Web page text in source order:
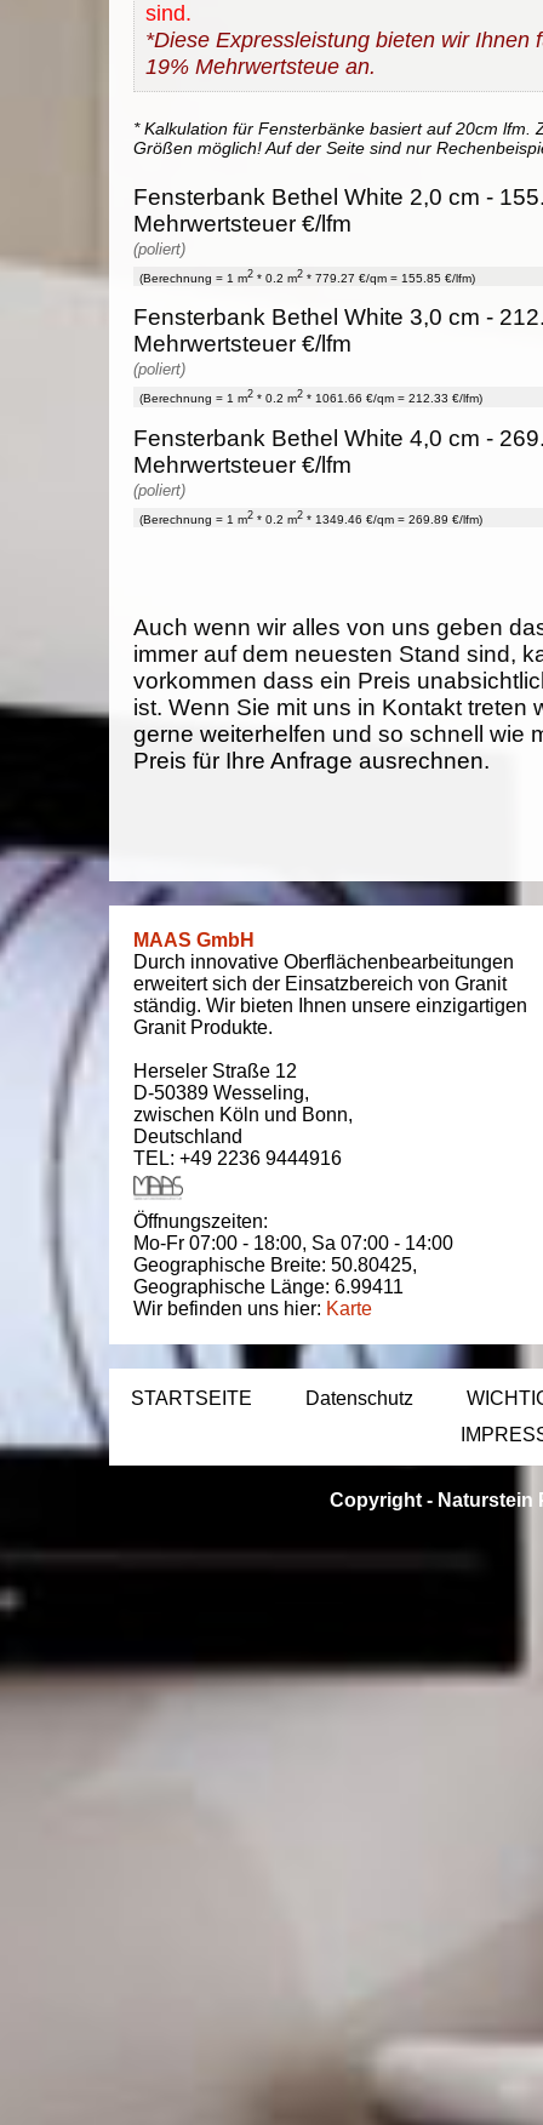
sind.
*Diese Expressleistung bieten wir Ihnen
19% Mehrwertsteue an.
* Kalkulation für Fensterbänke basiert auf 20cm lfm.
Größen möglich! Auf der Seite sind nur
Fensterbank Bethel White 2,0 cm -
Mehrwertsteuer €/lfm
(poliert)
(Berechnung = 1 m2 * 0.2 m2 * 779.27 €/qm = 155.85 €/lfm)
Fensterbank Bethel White 3,0 cm -
Mehrwertsteuer €/lfm
(poliert)
(Berechnung = 1 m2 * 0.2 m2 * 1061.66 €/qm = 212.33 €/lfm)
Fensterbank Bethel White 4,0 cm -
Mehrwertsteuer €/lfm
(poliert)
(Berechnung = 1 m2 * 0.2 m2 * 1349.46 €/qm = 269.89 €/lfm)
Auch wenn wir alles von uns geben
immer auf dem neuesten Stand sind,
vorkommen dass ein Preis
ist. Wenn Sie mit uns in Kontakt treten
gerne weiterhelfen und so schnell wie
Preis für Ihre Anfrage ausrechnen.
MAAS GmbH
Durch innovative Oberflächenbearbeitungen
erweitert sich der Einsatzbereich von Granit
ständig. Wir bieten Ihnen unsere einzigartigen
Granit Produkte.
Herseler Straße 12
D-50389 Wesseling,
zwischen Köln und Bonn,
Deutschland
TEL: +49 2236 9444916
Öffnungszeiten:
Mo-Fr 07:00 - 18:00, Sa 07:00 - 14:00
Geographische Breite: 50.80425,
Geographische Länge: 6.99411
Wir befinden uns hier: Karte
STARTSEITE Datenschutz
Copyright - Naturstein